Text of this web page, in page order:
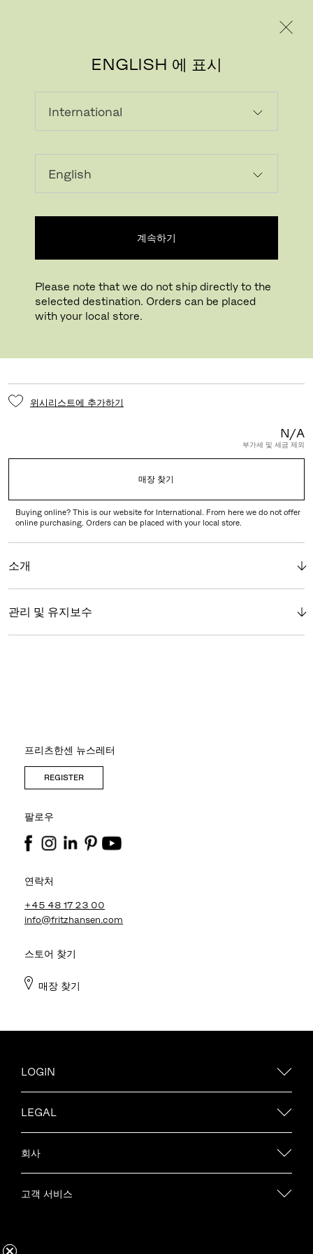
ENGLISH 에 표시
계속하기
Please note that we do not ship directly to the
selected destination. Orders can be placed
with your local store.
이미지 다운로드 클릭하여 확대하기
GLIDER
위시리스트에 추가하기
N/A
부가세 및 세금 제외
매장 찾기
Buying online? This is our website for International. From here we do not offer
online purchasing. Orders can be placed with your local store.
소개
관리 및 유지보수
프리츠한센 뉴스레터
REGISTER
팔로우
연락처
+45 48 17 23 00
info@fritzhansen.com
스토어 찾기
매장 찾기
LOGIN
LEGAL
회사
고객 서비스